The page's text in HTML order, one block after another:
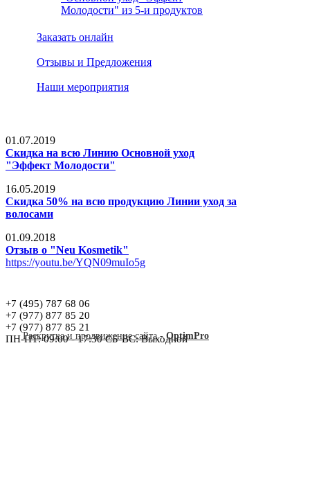
Молодости" из 5-и продуктов
Заказать онлайн
Отзывы и Предложения
Наши мероприятия
01.07.2019
Скидка на всю Линию Основной уход
"Эффект Молодости"
16.05.2019
Скидка 50% на всю продукцию Линии уход за
волосами
01.09.2018
Отзыв о "Neu Kosmetik"
https://youtu.be/YQN09muIo5g
+7 (495) 787 68 06
+7 (977) 877 85 20
+7 (977) 877 85 21
ПН-ПТ: 09:00 - 17:30 СБ-ВС: Выходной
Раскрутка и продвижение сайта-OptimPro